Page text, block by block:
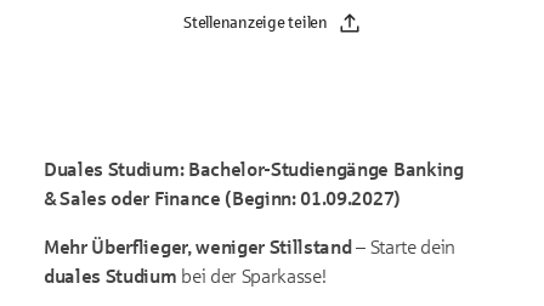
Stellenanzeige teilen
Duales Studium: Bachelor-Studiengänge Banking
& Sales oder Finance (Beginn: 01.09.2027)
Mehr Überflieger, weniger Stillstand – Starte dein
duales Studium bei der Sparkasse!